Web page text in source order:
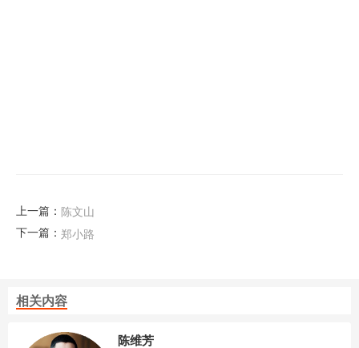
上一篇： 陈文山
下一篇： 郑小路
相关内容
陈维芳